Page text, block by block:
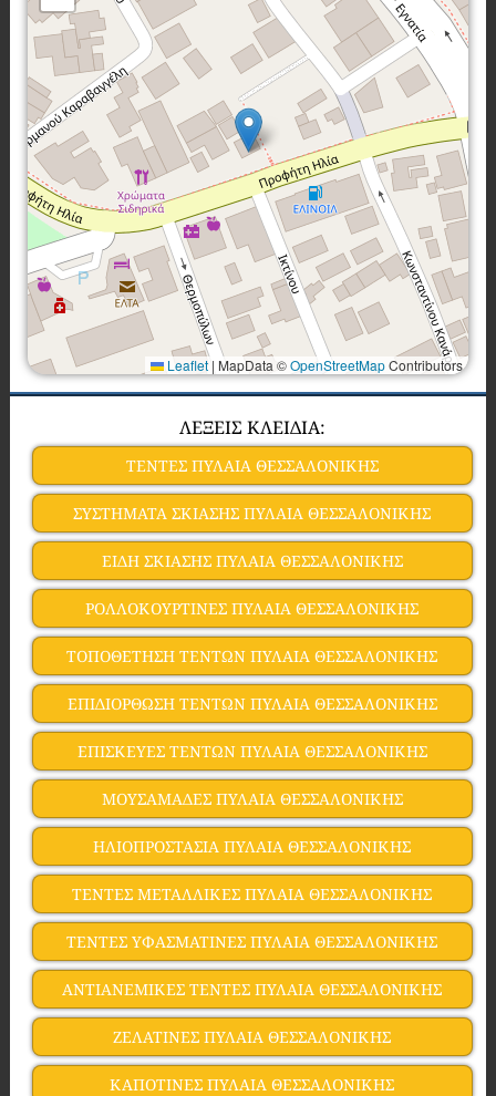
Leaflet | MapData ©OpenStreetMapContributors
ΛΕΞΕΙΣ ΚΛΕΙΔΙΑ:
ΤΕΝΤΕΣ ΠΥΛΑΙΑ ΘΕΣΣΑΛΟΝΙΚΗΣ
ΣΥΣΤΗΜΑΤΑ ΣΚΙΑΣΗΣ ΠΥΛΑΙΑ ΘΕΣΣΑΛΟΝΙΚΗΣ
ΕΙΔΗ ΣΚΙΑΣΗΣ ΠΥΛΑΙΑ ΘΕΣΣΑΛΟΝΙΚΗΣ
ΡΟΛΛΟΚΟΥΡΤΙΝΕΣ ΠΥΛΑΙΑ ΘΕΣΣΑΛΟΝΙΚΗΣ
ΤΟΠΟΘΕΤΗΣΗ ΤΕΝΤΩΝ ΠΥΛΑΙΑ ΘΕΣΣΑΛΟΝΙΚΗΣ
ΕΠΙΔΙΟΡΘΩΣΗ ΤΕΝΤΩΝ ΠΥΛΑΙΑ ΘΕΣΣΑΛΟΝΙΚΗΣ
ΕΠΙΣΚΕΥΕΣ ΤΕΝΤΩΝ ΠΥΛΑΙΑ ΘΕΣΣΑΛΟΝΙΚΗΣ
ΜΟΥΣΑΜΑΔΕΣ ΠΥΛΑΙΑ ΘΕΣΣΑΛΟΝΙΚΗΣ
ΗΛΙΟΠΡΟΣΤΑΣΙΑ ΠΥΛΑΙΑ ΘΕΣΣΑΛΟΝΙΚΗΣ
ΤΕΝΤΕΣ ΜΕΤΑΛΛΙΚΕΣ ΠΥΛΑΙΑ ΘΕΣΣΑΛΟΝΙΚΗΣ
ΤΕΝΤΕΣ ΥΦΑΣΜΑΤΙΝΕΣ ΠΥΛΑΙΑ ΘΕΣΣΑΛΟΝΙΚΗΣ
ΑΝΤΙΑΝΕΜΙΚΕΣ ΤΕΝΤΕΣ ΠΥΛΑΙΑ ΘΕΣΣΑΛΟΝΙΚΗΣ
ΖΕΛΑΤΙΝΕΣ ΠΥΛΑΙΑ ΘΕΣΣΑΛΟΝΙΚΗΣ
ΚΑΠΟΤΙΝΕΣ ΠΥΛΑΙΑ ΘΕΣΣΑΛΟΝΙΚΗΣ